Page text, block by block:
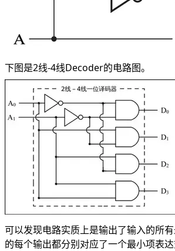
下图是2线-4线Decoder的电路图。
可以发现电路实质上是输出了输入的所
的每个输出都分别对应了一个最小项表达